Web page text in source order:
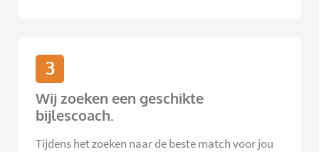
3
Wij zoeken een geschikte
bijlescoach.
Tijdens het zoeken naar de beste match voor jou